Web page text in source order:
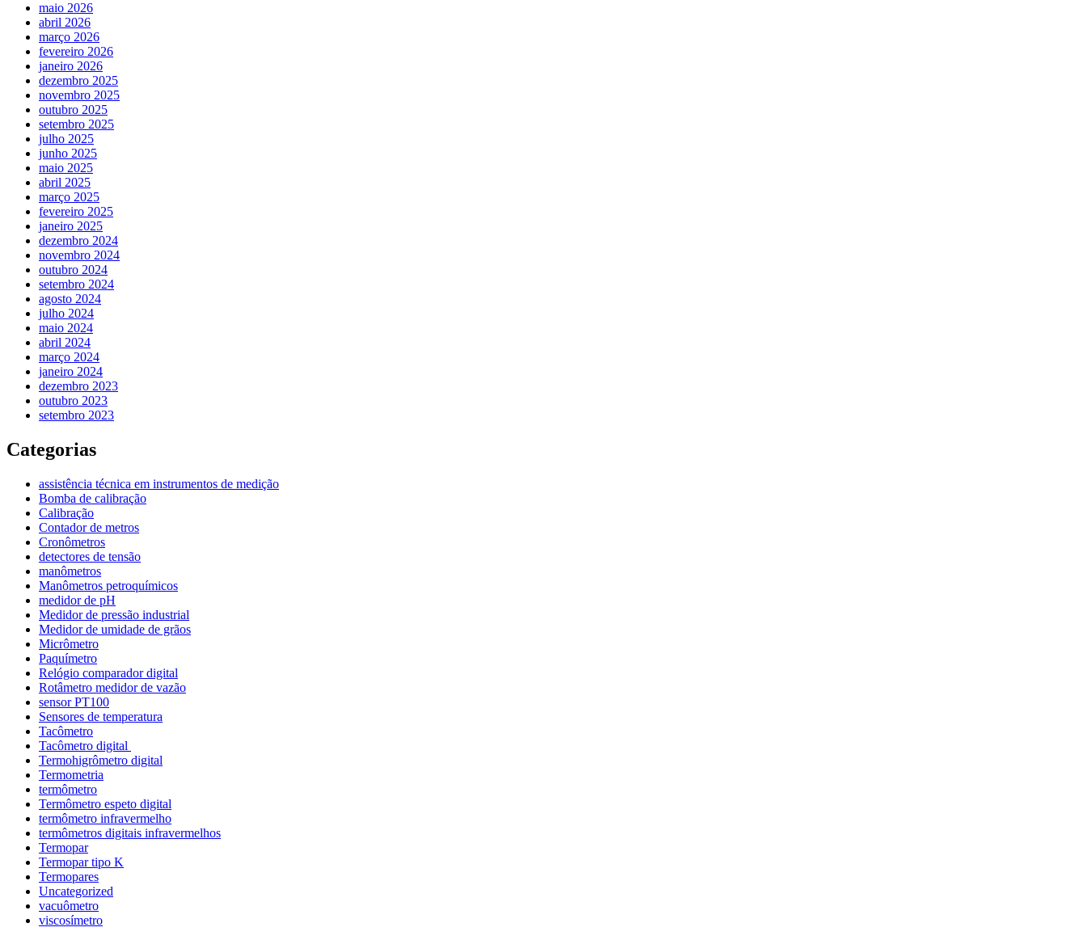
maio 2026
abril 2026
março 2026
fevereiro 2026
janeiro 2026
dezembro 2025
novembro 2025
outubro 2025
setembro 2025
julho 2025
junho 2025
maio 2025
abril 2025
março 2025
fevereiro 2025
janeiro 2025
dezembro 2024
novembro 2024
outubro 2024
setembro 2024
agosto 2024
julho 2024
maio 2024
abril 2024
março 2024
janeiro 2024
dezembro 2023
outubro 2023
setembro 2023
Categorias
assistência técnica em instrumentos de medição
Bomba de calibração
Calibração
Contador de metros
Cronômetros
detectores de tensão
manômetros
Manômetros petroquímicos
medidor de pH
Medidor de pressão industrial
Medidor de umidade de grãos
Micrômetro
Paquímetro
Relógio comparador digital
Rotâmetro medidor de vazão
sensor PT100
Sensores de temperatura
Tacômetro
Tacômetro digital
Termohigrômetro digital
Termometria
termômetro
Termômetro espeto digital
termômetro infravermelho
termômetros digitais infravermelhos
Termopar
Termopar tipo K
Termopares
Uncategorized
vacuômetro
viscosímetro